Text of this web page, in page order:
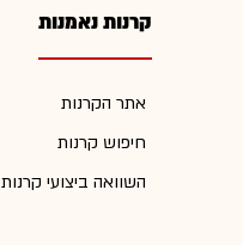
קרנות נאמנות
אתר הקרנות
חיפוש קרנות
השוואה ביצועי קרנות